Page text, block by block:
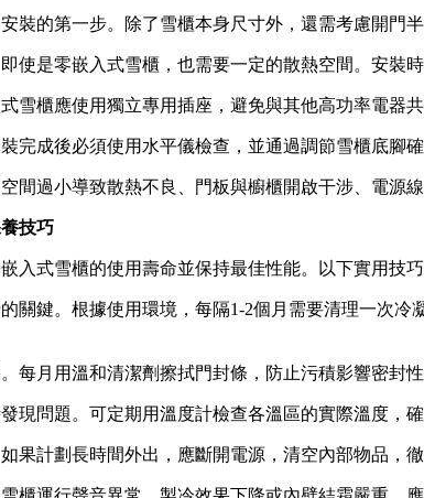
裝的第一步。除了雪櫃本身尺寸外，還需考慮開門
使是零嵌入式雪櫃，也需要一定的散熱空間。安裝
雪櫃應使用獨立專用插座，避免與其他高功率電器
完成後必須使用水平儀檢查，並通過調節雪櫃底腳
間過小導致散熱不良、門板與櫥櫃開啟干涉、電源
技巧
入式雪櫃的使用壽命並保持最佳性能。以下實用技巧
關鍵。根據使用環境，每隔1-2個月需要清理一次
每月用溫和清潔劑擦拭門封條，防止污積影響密封
現問題。可定期用溫度計檢查各溫區的實際溫度，
果計劃長時間外出，應斷開電源，清空內部物品，